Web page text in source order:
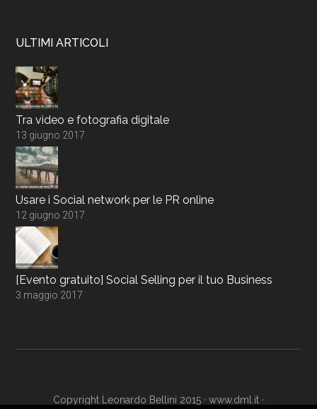
ULTIMI ARTICOLI
Tra video e fotografia digitale
13 giugno 2017
Usare i Social network per le PR online
12 giugno 2017
[Evento gratuito] Social Selling per il tuo Business
3 maggio 2017
Copyright Leonardo Bellini 2015 · www.dml.it ·